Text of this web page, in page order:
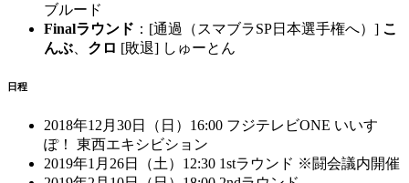
ブルード
Finalラウンド ：[通過（スマブラSP日本選手権へ）] こ
んぶ
クロ [敗退] しゅーとん
日程
2018年12月30日（日）16:00 フジテレビONE いいす
ぽ！ 東西エキシビション
2019年1月26日（土）12:30 1stラウンド ※闘会議内開催